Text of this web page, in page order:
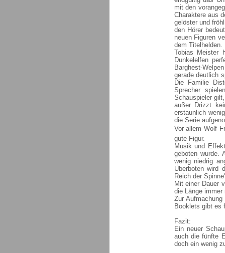
mit den
Charaktere aus
gelöster und
den Hörer
neuen Figuren
dem Titelhelden.
Tobias Meister
Dunkelelfen
Barghest-
gerade deutlich
Die Familie
Sprecher
Schauspieler
außer Drizzt
erstaunlich
die Serie
Vor allem Wolf
gute Figur.
Musik und
geboten wurde.
wenig niedrig
Überboten wird
Reich der
Mit einer Dauer
die Länge
Zur
Booklets gibt es
Fazit:
Ein neuer
auch die fünfte
doch ein wenig